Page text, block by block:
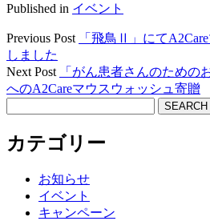
Published in イベント
Previous Post
「飛鳥Ⅱ」にて
しました
Next Post
「がん患者さんのための
へのA2Careマウスウォッシュ寄贈
カテゴリー
お知らせ
イベント
キャンペーン